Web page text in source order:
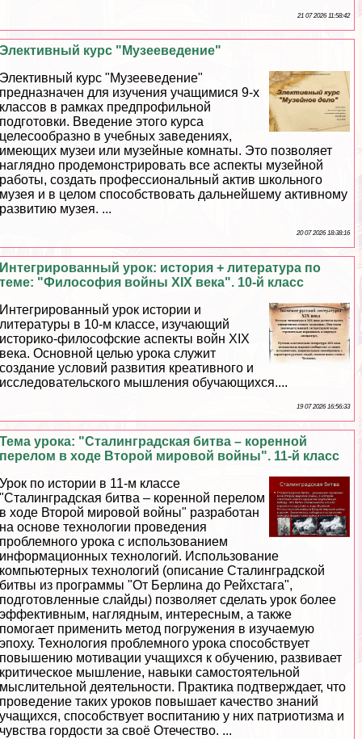
21 07 2026 11:58:42
Элективный курс "Музееведение"
Элективный курс "Музееведение"
предназначен для изучения учащимися 9-х
классов в рамках предпрофильной
подготовки. Введение этого курса
целесообразно в учебных заведениях,
имеющих музеи или музейные комнаты. Это позволяет
наглядно продемонстрировать все аспекты музейной
работы, создать профессиональный актив школьного
музея и в целом способствовать дальнейшему активному
развитию музея. ...
20 07 2026 18:38:16
Интегрированный урок: история + литература по
теме: "Философия войны XIX века". 10-й класс
Интегрированный урок истории и
литературы в 10-м классе, изучающий
историко-философские аспекты войн XIX
века. Основной целью урока служит
создание условий развития креативного и
исследовательского мышления обучающихся....
19 07 2026 16:56:33
Тема урока: "Сталинградская битва – коренной
перелом в ходе Второй мировой войны". 11-й класс
Урок по истории в 11-м классе
"Сталинградская битва – коренной перелом
в ходе Второй мировой войны" разработан
на основе технологии проведения
проблемного урока с использованием
информационных технологий. Использование
компьютерных технологий (описание Сталинградской
битвы из программы "От Берлина до Рейхстага",
подготовленные слайды) позволяет сделать урок более
эффективным, наглядным, интересным, а также
помогает применить метод погружения в изучаемую
эпоху. Технология проблемного урока способствует
повышению мотивации учащихся к обучению, развивает
критическое мышление, навыки самостоятельной
мыслительной деятельности. Пpaктика подтверждает, что
проведение таких уроков повышает качество знаний
учащихся, способствует воспитанию у них патриотизма и
чувства гордости за своё Отечество. ...